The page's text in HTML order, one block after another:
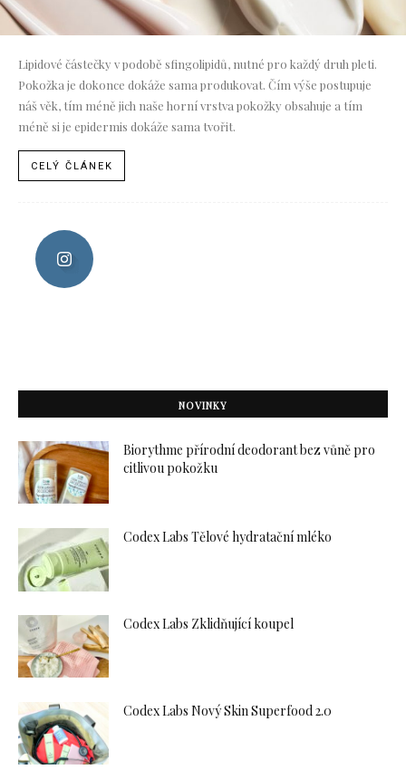
Lipidové částečky v podobě sfingolipidů, nutné pro každý druh pleti.
Pokožka je dokonce dokáže sama produkovat. Čím výše postupuje
náš věk, tím méně jich naše horní vrstva pokožky obsahuje a tím
méně si je epidermis dokáže sama tvořit.
CELÝ ČLÁNEK
NOVINKY
Biorythme přírodní deodorant bez vůně pro
citlivou pokožku
Codex Labs Tělové hydratační mléko
Codex Labs Zklidňující koupel
Codex Labs Nový Skin Superfood 2.0